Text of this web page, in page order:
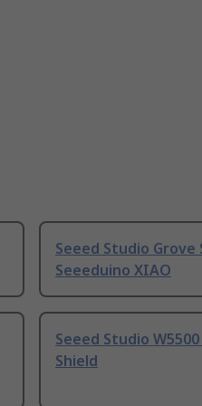
Seeed Studio
Seeeduino XIAO
Seeed Studio
Shield